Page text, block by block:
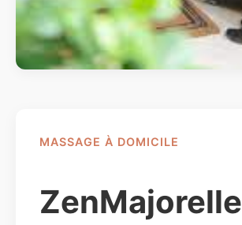
MASSAGE À DOMICILE
ZenMajorelle